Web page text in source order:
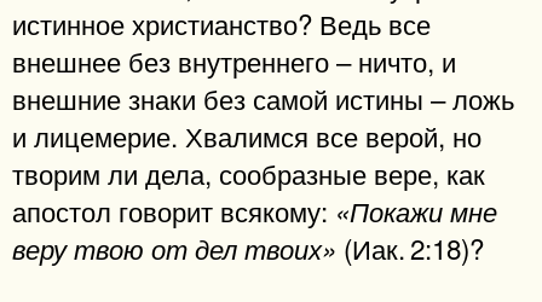
истинное христианство? Ведь все
внешнее без внутреннего – ничто, и
внешние знаки без самой истины – ложь
и лицемерие. Хвалимся все верой, но
творим ли дела, сообразные вере, как
апостол говорит всякому: «Покажи мне
веру твою от дел твоих» (Иак. 2:18)?